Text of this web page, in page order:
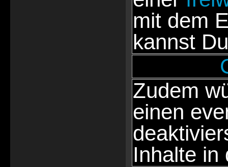
mit dem
kannst
Zudem
einen
Inhalte in